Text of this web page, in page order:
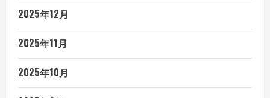
2025年12月
2025年11月
2025年10月